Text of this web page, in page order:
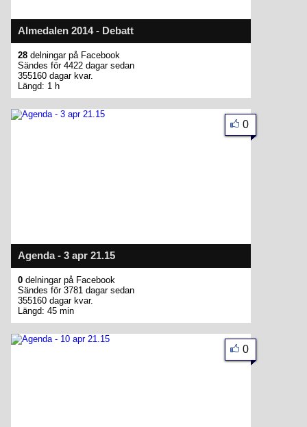
Almedalen 2014 - Debatt
28 delningar på Facebook
Sändes för 4422 dagar sedan
355160 dagar kvar.
Längd: 1 h
Agenda - 3 apr 21.15
0
0 delningar på Facebook
Sändes för 3781 dagar sedan
355160 dagar kvar.
Längd: 45 min
0